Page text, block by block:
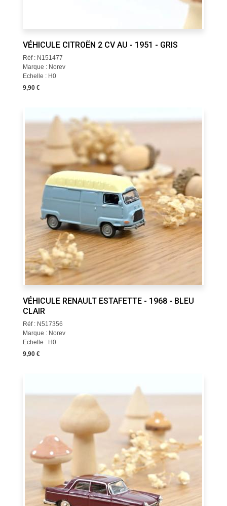
VÉHICULE CITROËN 2 CV AU - 1951 - GRIS
Réf : N151477
Marque : Norev
Echelle : H0
9,90 €
VÉHICULE RENAULT ESTAFETTE - 1968 - BLEU
CLAIR
Réf : N517356
Marque : Norev
Echelle : H0
9,90 €